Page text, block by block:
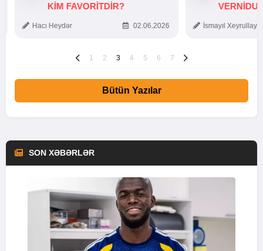
KIM FAVORITDIR?
Hacı Heydər 02.06.2026 İsmayıl
1 2 3 4 5 6 7
Bütün Yazılar
SON XƏBƏRLƏR